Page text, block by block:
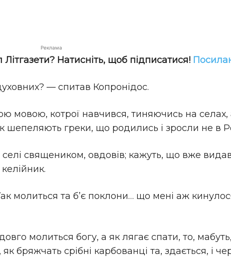
Реклама
Натисніть, щоб підписатися!
— спитав Копронідос.
мовою, котрої навчився, тиняючись на селах,
греки, що родились і зросли не в
священиком, овдовів; кажуть, що вже видав
молиться та б’є поклони… що мені аж
молиться богу, а як лягає спати, то,
бряжчать срібні карбованці та, здається, і